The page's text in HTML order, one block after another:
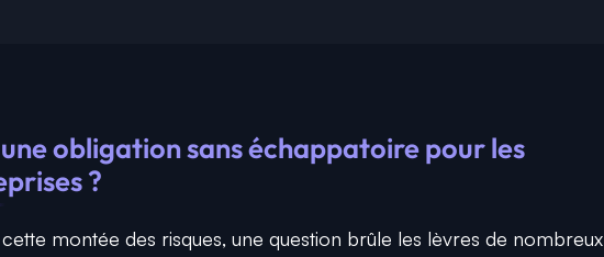
obligation sans échappatoire pour les
?
cette montée des risques, une question brûle les lèvres de nombreux